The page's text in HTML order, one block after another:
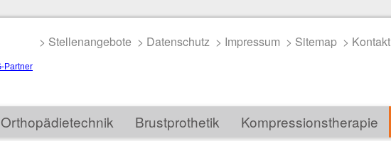
> Kontakt
> Sitemap
> Impressum
> Datenschutz
> Stellenangebote
Orthopädietechnik Brustprothetik Kompressionstherapie